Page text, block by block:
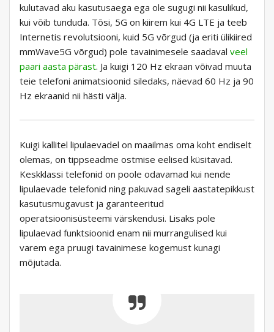
kulutavad aku kasutusaega ega ole sugugi nii kasulikud,
kui võib tunduda. Tõsi, 5G on kiirem kui 4G LTE ja teeb
Internetis revolutsiooni, kuid 5G võrgud (ja eriti ülikiired
mmWave5G võrgud) pole tavainimesele saadaval veel
paari aasta pärast. Ja kuigi 120 Hz ekraan võivad muuta
teie telefoni animatsioonid siledaks, näevad 60 Hz ja 90
Hz ekraanid nii hästi välja.
Kuigi kallitel lipulaevadel on maailmas oma koht endiselt
olemas, on tippseadme ostmise eelised küsitavad.
Keskklassi telefonid on poole odavamad kui nende
lipulaevade telefonid ning pakuvad sageli aastatepikkust
kasutusmugavust ja garanteeritud
operatsioonisüsteemi värskendusi. Lisaks pole
lipulaevad funktsioonid enam nii murrangulised kui
varem ega pruugi tavainimese kogemust kunagi
mõjutada.